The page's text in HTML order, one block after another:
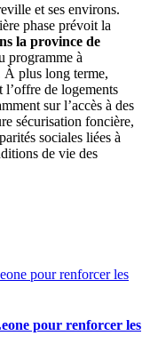
et ses environs.
phase prévoit la
la province de
programme à
À plus long terme,
de logements
sur l’accès à des
sécurisation foncière,
sociales liées à
de vie des
pour renforcer les